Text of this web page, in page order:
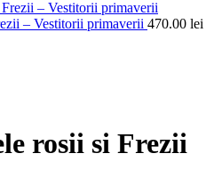
– Vestitorii primaverii 470.00 lei
rosii si Frezii